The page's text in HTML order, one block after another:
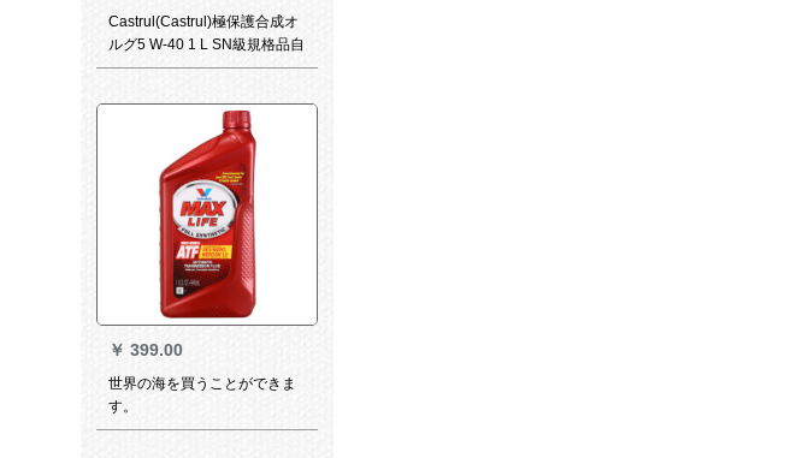
Castrul(Castrul)極保護合成オ
ルグ5 W-40 1 L SN級規格品自
動車エンジオ入力
￥ 399.00
世界の海を買うことができま
す。